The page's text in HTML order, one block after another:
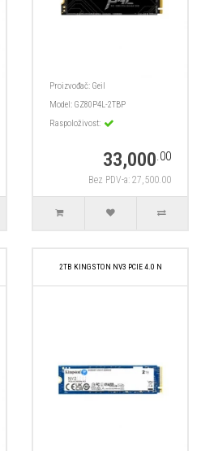
Proizvođač: Geil
Model: GZ80P4L-2TBP
Raspoloživost:
33,000.00
Bez PDV-a: 27,500.00
2TB KINGSTON NV3 PCIE 4.0 N